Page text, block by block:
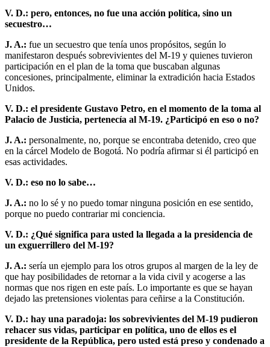
V. D.: pero, entonces, no fue una acción política, sino un
secuestro…
J. A.: fue un secuestro que tenía unos propósitos, según lo
manifestaron después sobrevivientes del M-19 y quienes tuvieron
participación en el plan de la toma que buscaban algunas
concesiones, principalmente, eliminar la extradición hacia Estados
Unidos.
V. D.: el presidente Gustavo Petro, en el momento de la toma al
Palacio de Justicia, pertenecía al M-19. ¿Participó en eso o no?
J. A.: personalmente, no, porque se encontraba detenido, creo que
en la cárcel Modelo de Bogotá. No podría afirmar si él participó en
esas actividades.
V. D.: eso no lo sabe…
J. A.: no lo sé y no puedo tomar ninguna posición en ese sentido,
porque no puedo contrariar mi conciencia.
V. D.: ¿Qué significa para usted la llegada a la presidencia de
un exguerrillero del M-19?
J. A.: sería un ejemplo para los otros grupos al margen de la ley de
que hay posibilidades de retornar a la vida civil y acogerse a las
normas que nos rigen en este país. Lo importante es que se hayan
dejado las pretensiones violentas para ceñirse a la Constitución.
V. D.: hay una paradoja: los sobrevivientes del M-19 pudieron
rehacer sus vidas, participar en política, uno de ellos es el
presidente de la República, pero usted está preso y condenado a